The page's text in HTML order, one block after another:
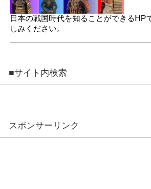
日本の戦国時代を知ることができるHP
しみください。
■サイト内検索
スポンサーリンク